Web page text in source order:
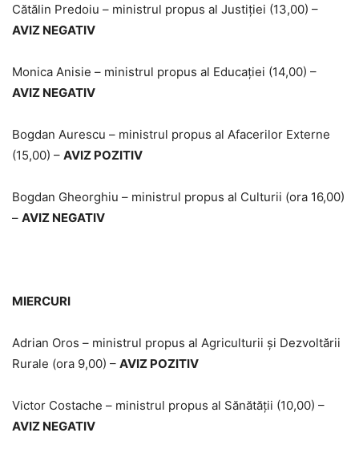
Cătălin Predoiu – ministrul propus al Justiţiei (13,00) –
AVIZ NEGATIV
Monica Anisie – ministrul propus al Educaţiei (14,00) –
AVIZ NEGATIV
Bogdan Aurescu – ministrul propus al Afacerilor Externe
(15,00) – AVIZ POZITIV
Bogdan Gheorghiu – ministrul propus al Culturii (ora 16,00)
– AVIZ NEGATIV
MIERCURI
Adrian Oros – ministrul propus al Agriculturii şi Dezvoltării
Rurale (ora 9,00) – AVIZ POZITIV
Victor Costache – ministrul propus al Sănătăţii (10,00) –
AVIZ NEGATIV